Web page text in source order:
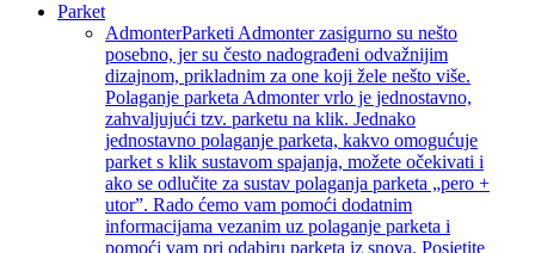
Parket
AdmonterParketi Admonter zasigurno su nešto
posebno, jer su često nadograđeni odvažnijim
dizajnom, prikladnim za one koji žele nešto više.
Polaganje parketa Admonter vrlo je jednostavno,
zahvaljujući tzv. parketu na klik. Jednako
jednostavno polaganje parketa, kakvo omogućuje
parket s klik sustavom spajanja, možete očekivati i
ako se odlučite za sustav polaganja parketa „pero +
utor”. Rado ćemo vam pomoći dodatnim
informacijama vezanim uz polaganje parketa i
pomoći vam pri odabiru parketa iz snova. Posjetite